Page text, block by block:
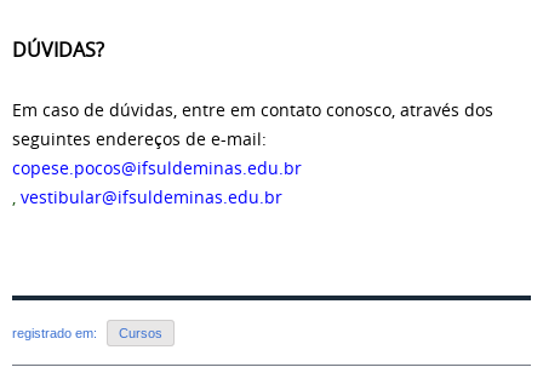
DÚVIDAS?
Em caso de dúvidas, entre em contato conosco, através dos
seguintes endereços de e-mail:
copese.pocos@ifsuldeminas.edu.br
, vestibular@ifsuldeminas.edu.br
registrado em: Cursos